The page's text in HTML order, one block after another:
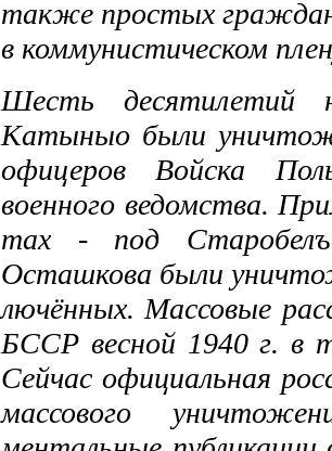
также простых
в коммунистическом
Шесть десятилетий
Катыныо были
офицеров Войска
военного ведомства.
тах - под
Осташкова были
лючённых. Массовые
БССР весной 1940 г. в
Сейчас официальная
массового